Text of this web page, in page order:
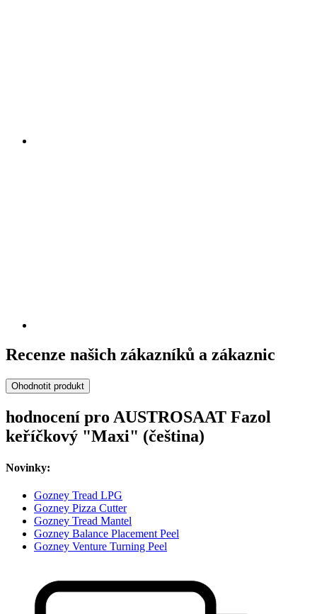
Recenze našich zákazníků a zákaznic
Ohodnotit produkt
hodnocení pro AUSTROSAAT Fazol
keříčkový "Maxi" (čeština)
Novinky:
Gozney Tread LPG
Gozney Pizza Cutter
Gozney Tread Mantel
Gozney Balance Placement Peel
Gozney Venture Turning Peel